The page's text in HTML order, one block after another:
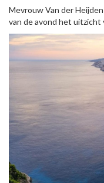
Mevrouw Van der
van de avond het